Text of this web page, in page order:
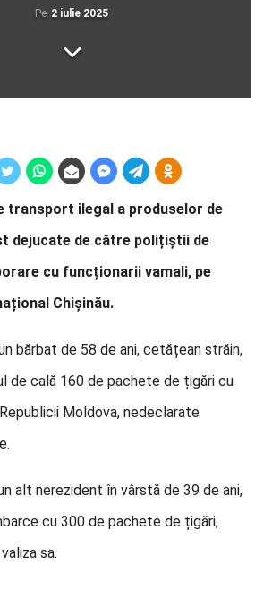
Pe 2 iulie 2025
transport ilegal a produselor de
dejucate de către polițiștii de
cu funcționarii vamali, pe
Chișinău.
bărbat de 58 de ani, cetățean străin,
de cală 160 de pachete de țigări cu
Moldova, nedeclarate
alt nerezident în vârstă de 39 de ani,
cu 300 de pachete de țigări,
sa.